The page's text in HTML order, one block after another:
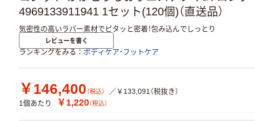
4969133911941 1セット(120個)（直送品）
気密性の高いラバー素材でピタッと密着！包み込んでしっとり
レビューを書く
ランキングをみる ボディケア・フットケア
￥146,400 （税込）
／￥133,091（税抜き）
1個あたり
￥1,220（税込）